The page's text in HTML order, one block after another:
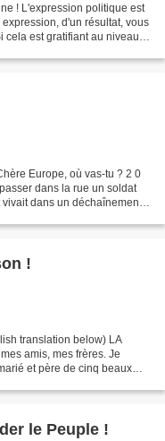
! L'expression politique est
d'un résultat, vous
cela est gratifiant au niveau
Europe, où vas-tu ? 2 0
dans la rue un soldat
dans un déchaînement
!
translation below) LA
amis, mes frères. Je
et père de cinq beaux
le Peuple !